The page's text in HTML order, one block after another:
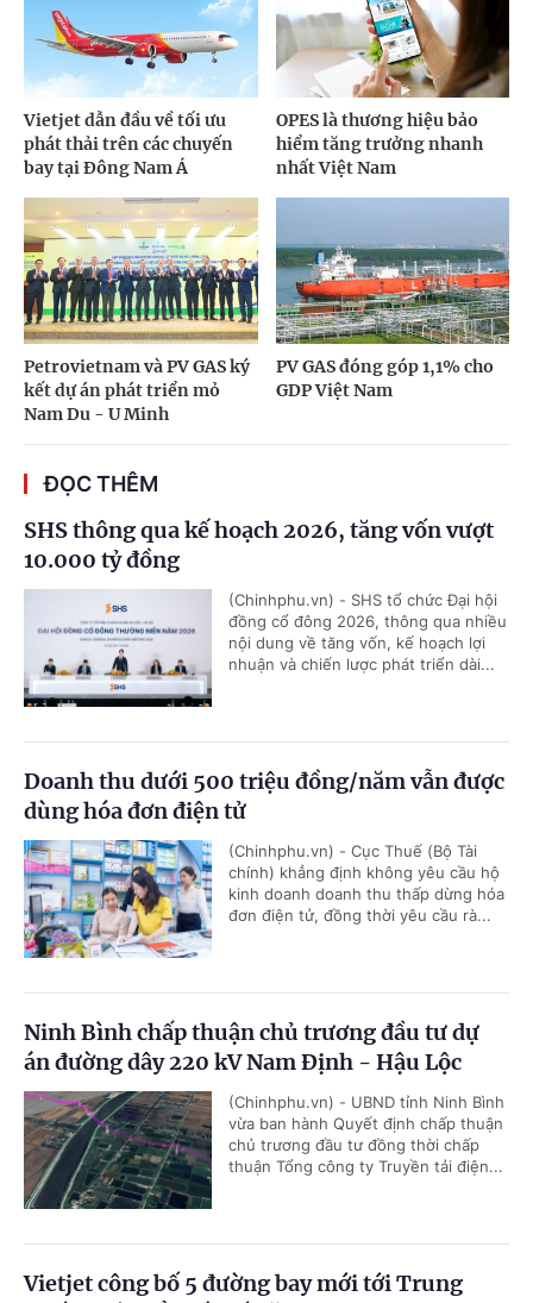
Vietjet dẫn đầu về tối ưu
phát thải trên các chuyến
bay tại Đông Nam Á
OPES là thương hiệu bảo
hiểm tăng trưởng nhanh
nhất Việt Nam
Petrovietnam và PV GAS ký
kết dự án phát triển mỏ
Nam Du - U Minh
PV GAS đóng góp 1,1% cho
GDP Việt Nam
ĐỌC THÊM
SHS thông qua kế hoạch 2026, tăng vốn vượt
10.000 tỷ đồng
(Chinhphu.vn) - SHS tổ chức Đại hội
đồng cổ đông 2026, thông qua nhiều
nội dung về tăng vốn, kế hoạch lợi
nhuận và chiến lược phát triển dài...
Doanh thu dưới 500 triệu đồng/năm vẫn được
dùng hóa đơn điện tử
(Chinhphu.vn) - Cục Thuế (Bộ Tài
chính) khẳng định không yêu cầu hộ
kinh doanh doanh thu thấp dừng hóa
đơn điện tử, đồng thời yêu cầu rà...
Ninh Bình chấp thuận chủ trương đầu tư dự
án đường dây 220 kV Nam Định - Hậu Lộc
(Chinhphu.vn) - UBND tỉnh Ninh Bình
vừa ban hành Quyết định chấp thuận
chủ trương đầu tư đồng thời chấp
thuận Tổng công ty Truyền tải điện...
Vietjet công bố 5 đường bay mới tới Trung